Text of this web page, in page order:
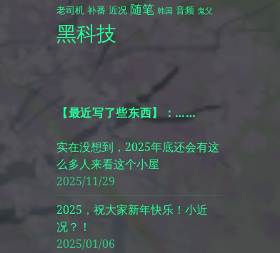
老司机 补番 近况 随笔 韩国 音频 鬼父
黑科技
【最近写了些东西】：……
实在没想到，2025年底还会有这
么多人来看这个小屋
2025/11/29
2025，祝大家新年快乐！小近
况？！
2025/01/06